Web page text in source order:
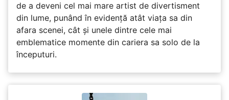
de a deveni cel mai mare artist de divertisment
din lume, punând în evidență atât viața sa din
afara scenei, cât și unele dintre cele mai
emblematice momente din cariera sa solo de la
începuturi.